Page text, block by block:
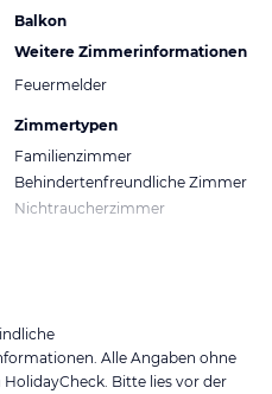
Balkon
Weitere Zimmerinformationen
Feuermelder
Zimmertypen
Familienzimmer
Behindertenfreundliche Zimmer
Nichtraucherzimmer
Alle Angaben ohne
Bitte lies vor der